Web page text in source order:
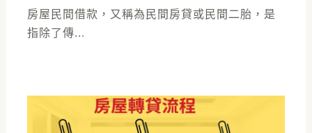
房屋民間借款，又稱為民間房貸或民間二胎，是
指除了傳...